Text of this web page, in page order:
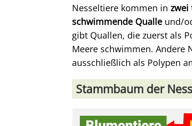
Nesseltiere kommen in zwei
schwimmende Qualle und/
gibt Quallen, die zuerst als
Meere schwimmen. Andere
ausschließlich als Polypen
Stammbaum der